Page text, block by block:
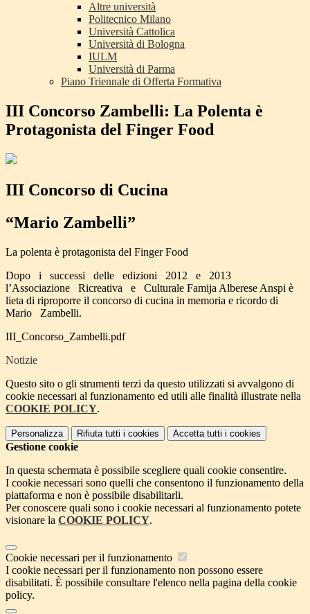
Altre università
Politecnico Milano
Università Cattolica
Università di Bologna
IULM
Università di Parma
Piano Triennale di Offerta Formativa
III Concorso Zambelli: La Polenta è
Protagonista del Finger Food
III Concorso di Cucina
“Mario Zambelli”
La polenta è protagonista del Finger Food
Dopo i successi delle edizioni 2012 e 2013
l’Associazione Ricreativa e Culturale Famija Alberese Anspi è
lieta di riproporre il concorso di cucina in memoria e ricordo di
Mario Zambelli.
III_Concorso_Zambelli.pdf
Notizie
Questo sito o gli strumenti terzi da questo utilizzati si avvalgono di
cookie necessari al funzionamento ed utili alle finalità illustrate nella
COOKIE POLICY.
Personalizza Rifiuta tutti i cookies Accetta tutti i cookies
Gestione cookie
In questa schermata è possibile scegliere quali cookie consentire.
I cookie necessari sono quelli che consentono il funzionamento della
piattaforma e non è possibile disabilitarli.
Per conoscere quali sono i cookie necessari al funzionamento potete
visionare la COOKIE POLICY.
Cookie necessari per il funzionamento
I cookie necessari per il funzionamento non possono essere
disabilitati. È possibile consultare l'elenco nella pagina della cookie
policy.